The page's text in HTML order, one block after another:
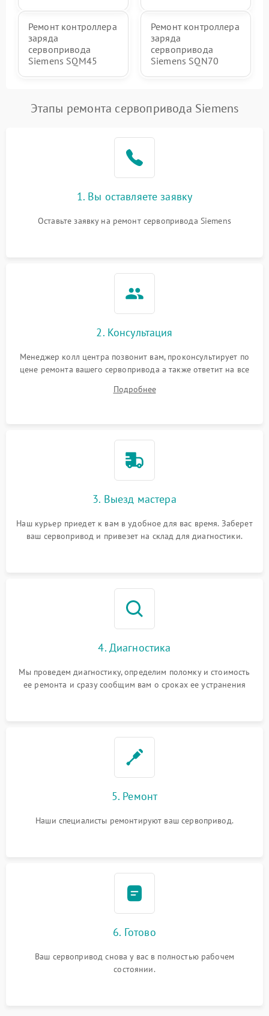
Ремонт контроллера
заряда
сервопривода
Siemens SQM45
Ремонт контроллера
заряда
сервопривода
Siemens SQN70
Этапы ремонта сервопривода Siemens
1. Вы оставляете заявку
Оставьте заявку на ремонт сервопривода Siemens
2. Консультация
Менеджер колл центра позвонит вам, проконсультирует по
цене ремонта вашего сервопривода а также ответит на все
Подробнее
3. Выезд мастера
Наш курьер приедет к вам в удобное для вас время. Заберет
ваш сервопривод и привезет на склад для диагностики.
4. Диагностика
Мы проведем диагностику, определим поломку и стоимость
ее ремонта и сразу сообщим вам о сроках ее устранения
5. Ремонт
Наши специалисты ремонтируют ваш сервопривод.
6. Готово
Ваш сервопривод снова у вас в полностью рабочем
состоянии.